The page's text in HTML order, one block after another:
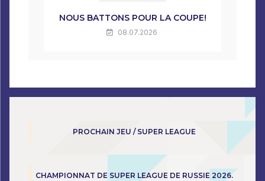
NOUS BATTONS POUR LA COUPE!
08.07.2026
PROCHAIN JEU / SUPER LEAGUE
CHAMPIONNAT DE SUPER LEAGUE DE RUSSIE 2026.